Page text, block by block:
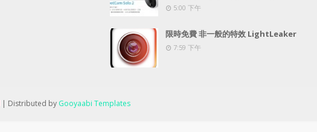
5:00 下午
限時免費 非一般的特效 LightLeaker
7:59 下午
| Distributed by Gooyaabi Templates